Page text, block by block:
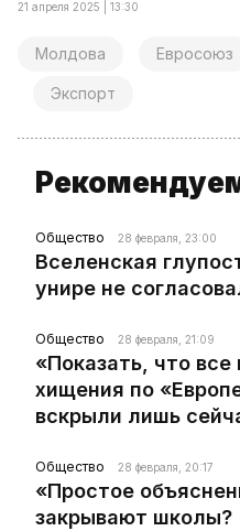
21 апреля 2025 | 13:30
Молдова Евросоюз
Экспорт
Общество 28 февраля, 23:00
Вселенская
унире не
Общество 28 февраля, 21:09
«Показать, что
хищения по
вскрыли лишь
Общество 28 февраля, 20:17
«Простое
закрывают школы?